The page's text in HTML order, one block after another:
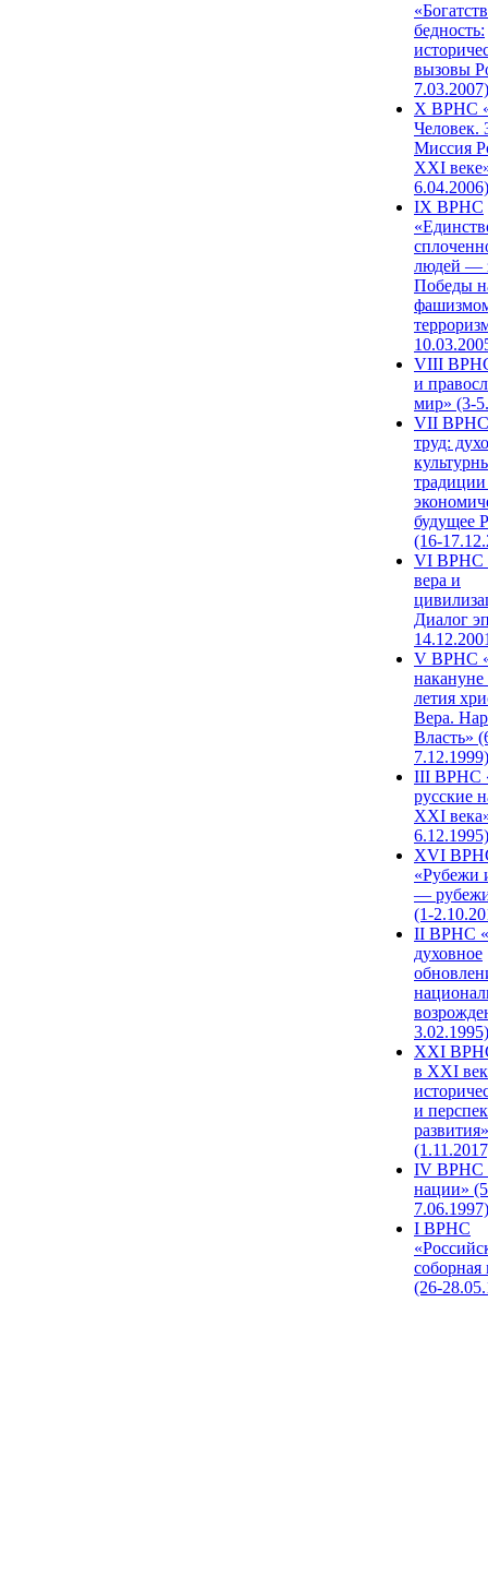
бедность:
вызовы
7.03.2007)
X ВРНС
Человек.
Миссия
XXI
6.04.2006)
IX ВРНС
людей —
Победы
VIII
и
мир» (3-
VII ВРНС
труд:
будущее
(16-
VI ВРНС
вера и
Диалог
V ВРНС
накануне
летия
Вера.
Власть»
7.12.1999)
III ВРНС
русские
XXI
6.12.1995)
XVI
«Рубежи
—
(1-
II ВРНС
духовное
3.02.1995)
XХI
в XXI
и
развития»
IV ВРНС
нации»
7.06.1997)
I ВРНС
(26-